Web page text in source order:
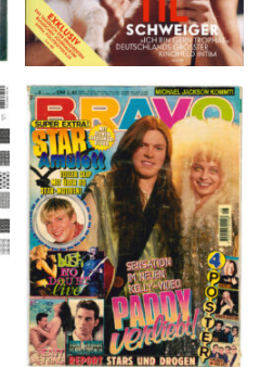
BRAVO – Nr. 8, 13. Febr.
1997